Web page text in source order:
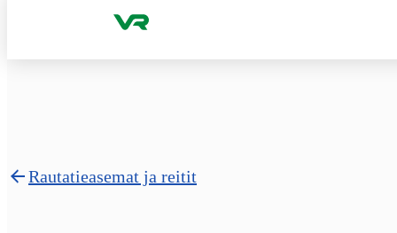
Rautatieasemat ja reitit